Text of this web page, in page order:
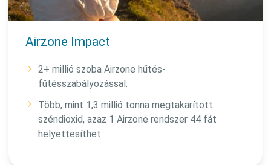
Airzone Impact
2+ millió szoba Airzone hűtés-
fűtésszabályozással.
Több, mint 1,3 millió tonna megtakarított
széndioxid, azaz 1 Airzone rendszer 44 fát
helyettesíthet